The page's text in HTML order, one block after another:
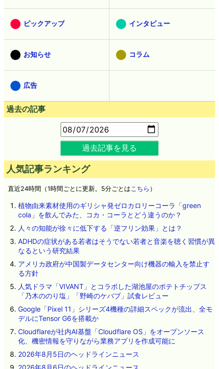
ピックアップ インタビュー
お知らせ コラム
広告
過去の記事
過去記事を見る
人気記事ランキング
直近24時間（1時間ごとに更新。5分ごとは こちら ）
植物由来素材使用のギリシャ発ゼロカロリーコーラ「green
cola」を飲んでみた、コカ・コーラとどう違うのか？
人々の知能が徐々に低下する「逆フリン効果」とは？
ADHDの症状がある若者はそうでない若者と音楽を聴く習慣が異
なるという研究結果
アメリカ政府が中国製データセンター向け機器の輸入を禁止す
る方針
人気ドラマ「VIVANT」とコラボした湖池屋のポテトチップス
「乃木ののり塩」「野崎のケバブ」試食レビュー
Google「Pixel 11」シリーズ4機種の詳細スペックが流出、全モ
デルにTensor G6を搭載か
Cloudflareが社内AI基盤「Cloudflare OS」をオープンソース
化、機密情報を守りながら業務アプリを作成可能に
2026年8月5日のヘッドラインニュース
2026年8月6日のヘッドラインニュース